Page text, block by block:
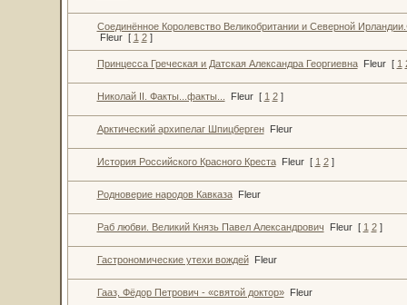
Соединённое Королевство Великобритании и Северной
Fleur [ 1 2 ]
Принцесса Греческая и Датская Александра Георгиевна Fleur [ 1
Николай II. Факты...факты... Fleur [ 1 2 ]
Арктический архипелаг Шпицберген Fleur
История Российского Красного Креста Fleur [ 1 2 ]
Родноверие народов Кавказа Fleur
Раб любви. Великий Князь Павел Александрович Fleur [ 1 2 ]
Гастрономические утехи вождей Fleur
Гааз, Фёдор Петрович - «святой доктор» Fleur